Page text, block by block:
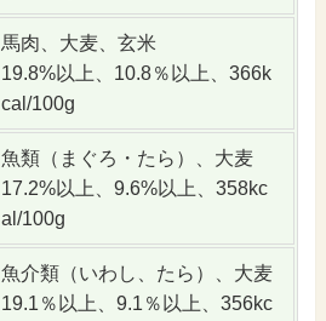
馬肉、大麦、玄米
19.8%以上、10.8％以上、366k
cal/100g
魚類（まぐろ・たら）、大麦
17.2%以上、9.6%以上、358kc
al/100g
魚介類（いわし、たら）、大麦
19.1％以上、9.1％以上、356kc